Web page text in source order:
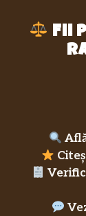
Fii